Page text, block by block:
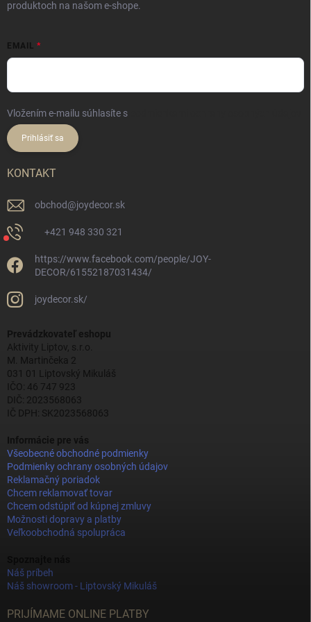
produktoch na našom e-shope.
EMAIL
Vložením e-mailu súhlasíte s
Prihlásiť sa
KONTAKT
obchod@joydecor.sk
+421 948 330 321
https://www.facebook.com/people/JOY-
DECOR/61552187031434/
joydecor.sk/
Prevádzkovateľ eshopu
Aktivity Liptov, s.r.o.
M. Martinčeka 2
031 01 Liptovský Mikuláš
IČO: 46 747 923
DIČ: 2023568063
IČ DPH: SK2023568063
Informácie pre vás
Všeobecné obchodné podmienky
Podmienky ochrany osobných údajov
Reklamačný poriadok
Chcem reklamovať tovar
Chcem odstúpiť od kúpnej zmluvy
Možnosti dopravy a platby
Veľkoobchodná spolupráca
Náš príbeh
Náš showroom - Liptovský Mikuláš
PRIJÍMAME ONLINE PLATBY